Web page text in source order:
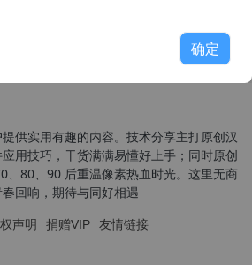
供实用有趣的内容。技术分享主打原创汉
用技巧，干货满满易懂好上手；同时原创
、80、90 后重温像素热血时光。这里无商
回响，期待与同好相遇
声明 捐赠VIP 友情链接
确定